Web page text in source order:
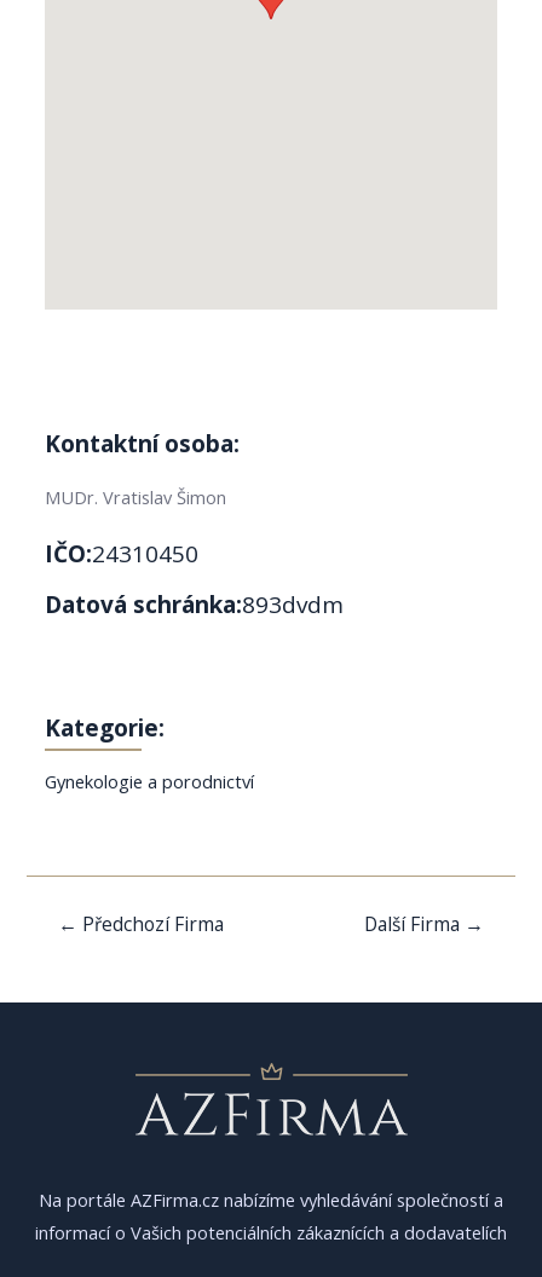
Kontaktní osoba:
MUDr. Vratislav Šimon
IČO:24310450
Datová schránka:893dvdm
Kategorie:
Gynekologie a porodnictví
Navigace
← Předchozí Firma Další Firma →
Na portále AZFirma.cz nabízíme vyhledávání společností a
informací o Vašich potenciálních zákaznících a dodavatelích